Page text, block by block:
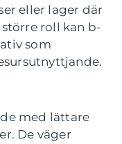
eller lager där
roll kan b-
som
med lättare
De väger